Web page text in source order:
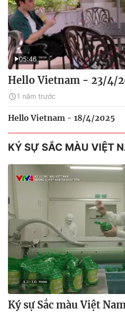
05:46
Hello Vietnam - 23/4/
1 năm trước
Hello Vietnam - 18/4/2025
KÝ SỰ SẮC MÀU VIỆT
Ký sự Sắc màu Việt